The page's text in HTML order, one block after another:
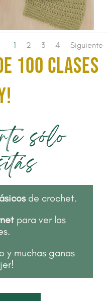
1 2 3 4 Siguiente
100 CLASES
sólo
de crochet.
para ver las
y muchas ganas